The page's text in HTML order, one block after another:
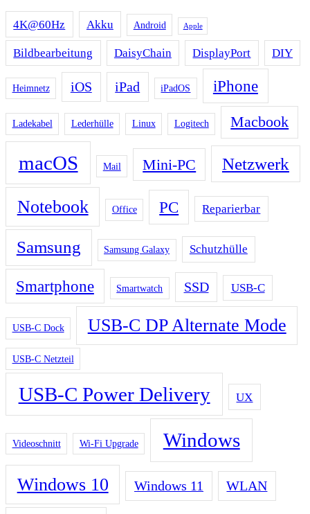
4K@60Hz Akku Android Apple
Bildbearbeitung DaisyChain DisplayPort DIY
Heimnetz iOS iPad iPadOS iPhone
Ladekabel Lederhülle Linux Logitech Macbook
macOS Mail Mini-PC Netzwerk
Notebook Office PC Reparierbar
Samsung Samsung Galaxy Schutzhülle
Smartphone Smartwatch SSD USB-C
USB-C Dock USB-C DP Alternate Mode
USB-C Netzteil
USB-C Power Delivery UX
Videoschnitt Wi-Fi Upgrade Windows
Windows 10 Windows 11 WLAN